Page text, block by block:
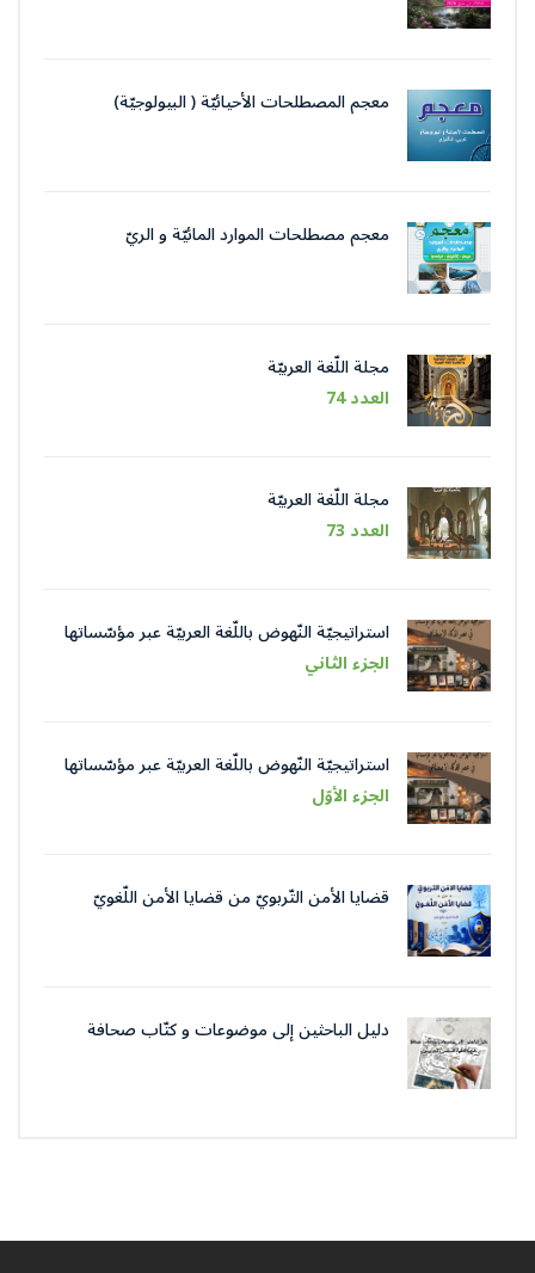
معجم المصطلحات الأحيائيّة ( البيولوجيّة)
معجم مصطلحات الموارد المائيّة و الريّ
مجلة اللّغة العربيّة
العدد 74
مجلة اللّغة العربيّة
العدد 73
استراتيجيّة النّهوض باللّغة العربيّة عبر مؤسّساتها
في عصر الذّكاء الاصطناعيّ
الجزء الثاني
استراتيجيّة النّهوض باللّغة العربيّة عبر مؤسّساتها
في عصر الذّكاء الاصطناعيّ
الجزء الأوّل
قضايا الأمن التّربويّ من قضايا الأمن اللّغويّ
دليل الباحثين إلى موضوعات و كتّاب صحافة